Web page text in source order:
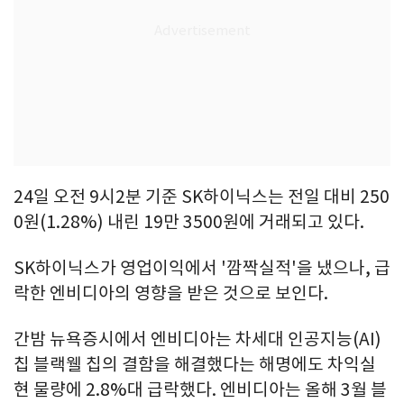
24일 오전 9시2분 기준 SK하이닉스는 전일 대비 250
0원(1.28%) 내린 19만 3500원에 거래되고 있다.
SK하이닉스가 영업이익에서 '깜짝실적'을 냈으나, 급
락한 엔비디아의 영향을 받은 것으로 보인다.
간밤 뉴욕증시에서 엔비디아는 차세대 인공지능(AI)
칩 블랙웰 칩의 결함을 해결했다는 해명에도 차익실
현 물량에 2.8%대 급락했다. 엔비디아는 올해 3월 블